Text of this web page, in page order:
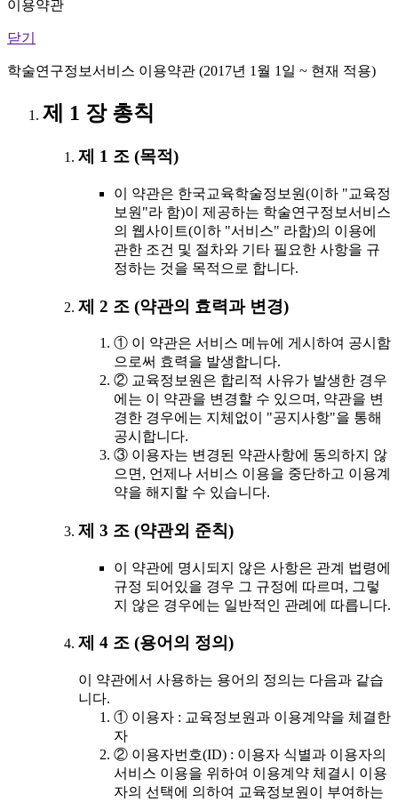
이용약관
닫기
학술연구정보서비스 이용약관 (2017년 1월 1일 ~ 현재 적용)
제 1 장 총칙
제 1 조 (목적)
이 약관은 한국교육학술정보원(이하 "교육정
보원"라 함)이 제공하는 학술연구정보서비스
의 웹사이트(이하 "서비스" 라함)의 이용에
관한 조건 및 절차와 기타 필요한 사항을 규
정하는 것을 목적으로 합니다.
제 2 조 (약관의 효력과 변경)
① 이 약관은 서비스 메뉴에 게시하여 공시함
으로써 효력을 발생합니다.
② 교육정보원은 합리적 사유가 발생한 경우
에는 이 약관을 변경할 수 있으며, 약관을 변
경한 경우에는 지체없이 "공지사항"을 통해
공시합니다.
③ 이용자는 변경된 약관사항에 동의하지 않
으면, 언제나 서비스 이용을 중단하고 이용계
약을 해지할 수 있습니다.
제 3 조 (약관외 준칙)
이 약관에 명시되지 않은 사항은 관계 법령에
규정 되어있을 경우 그 규정에 따르며, 그렇
지 않은 경우에는 일반적인 관례에 따릅니다.
제 4 조 (용어의 정의)
이 약관에서 사용하는 용어의 정의는 다음과 같습
니다.
① 이용자 : 교육정보원과 이용계약을 체결한
자
② 이용자번호(ID) : 이용자 식별과 이용자의
서비스 이용을 위하여 이용계약 체결시 이용
자의 선택에 의하여 교육정보원이 부여하는